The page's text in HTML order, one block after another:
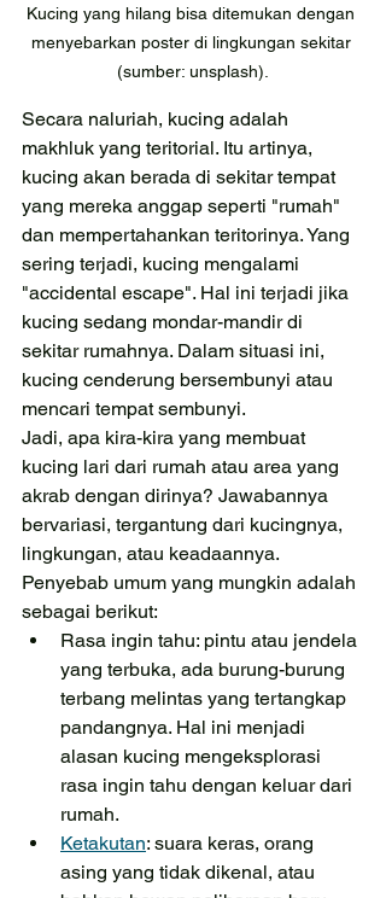
Kucing yang hilang bisa ditemukan dengan
menyebarkan poster di lingkungan sekitar
(sumber: unsplash).
Secara naluriah, kucing adalah
makhluk yang teritorial. Itu artinya,
kucing akan berada di sekitar tempat
yang mereka anggap seperti "rumah"
dan mempertahankan teritorinya. Yang
sering terjadi, kucing mengalami
"accidental escape". Hal ini terjadi jika
kucing sedang mondar-mandir di
sekitar rumahnya. Dalam situasi ini,
kucing cenderung bersembunyi atau
mencari tempat sembunyi.
Jadi, apa kira-kira yang membuat
kucing lari dari rumah atau area yang
akrab dengan dirinya? Jawabannya
bervariasi, tergantung dari kucingnya,
lingkungan, atau keadaannya.
Penyebab umum yang mungkin adalah
sebagai berikut:
Rasa ingin tahu: pintu atau jendela
yang terbuka, ada burung-burung
terbang melintas yang tertangkap
pandangnya. Hal ini menjadi
alasan kucing mengeksplorasi
rasa ingin tahu dengan keluar dari
rumah.
Ketakutan: suara keras, orang
asing yang tidak dikenal, atau